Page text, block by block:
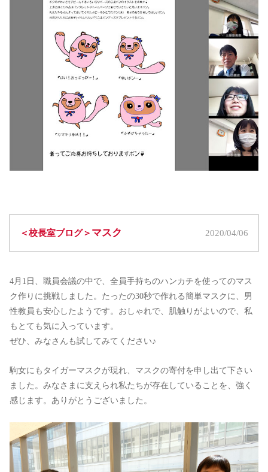
＜校長室ブログ＞ マスク 2020/04/06
4月1日、職員会議の中で、全員手持ちのハンカチを使ってのマス
ク作りに挑戦しました。たったの30秒で作れる簡単マスクに、男
性教員も安心したようです。おしゃれで、肌触りがよいので、私
もとても気に入っています。
ぜひ、みなさんも試してみてください♪
駒女にもタイガーマスクが現れ、マスクの寄付を申し出て下さい
ました。みなさまに支えられ私たちが存在していることを、強く
感じます。ありがとうございました。